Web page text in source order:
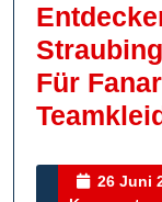
Für
26 Juni